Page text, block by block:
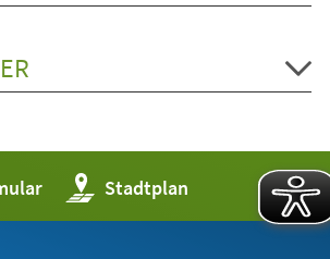
Stadtplan
(Öffnet
in
einem